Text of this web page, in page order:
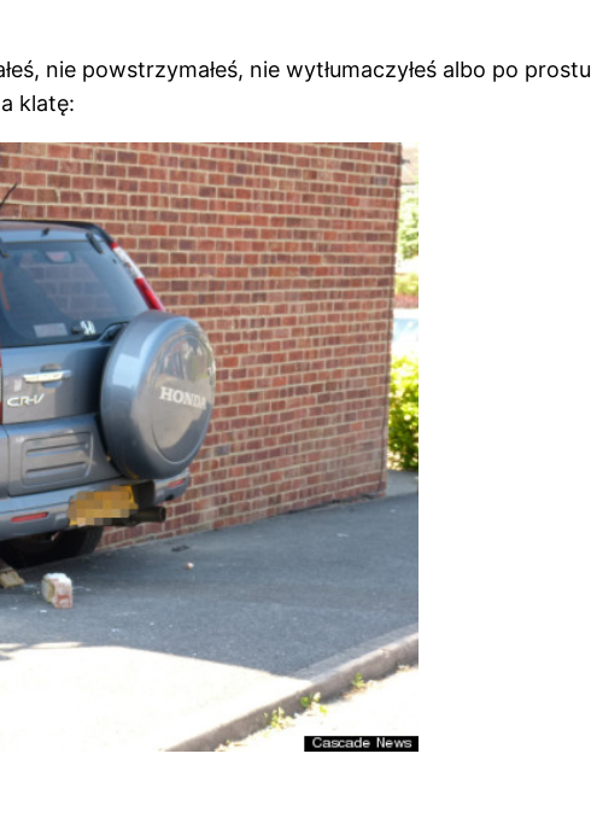
nie powstrzymałeś, nie wytłumaczyłeś albo po
klatę: